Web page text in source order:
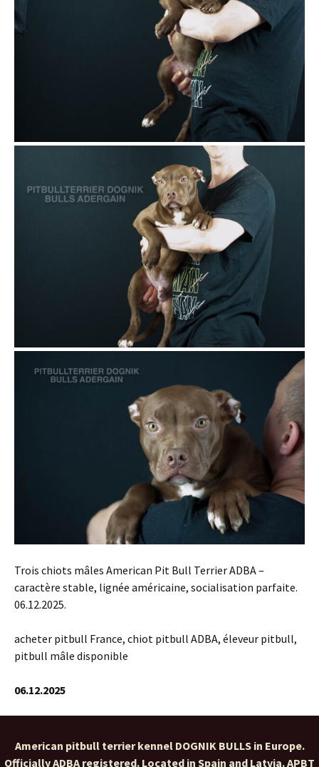
Trois chiots mâles American Pit Bull Terrier ADBA –
caractère stable, lignée américaine, socialisation parfaite.
06.12.2025.
acheter pitbull France, chiot pitbull ADBA, éleveur pitbull,
pitbull mâle disponible
06.12.2025
American pitbull terrier kennel DOGNIK BULLS in Europe.
Officially ADBA registered. Located in Spain and Latvia. APBT